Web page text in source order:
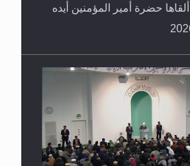
حضرة أمير المؤمنين أيده